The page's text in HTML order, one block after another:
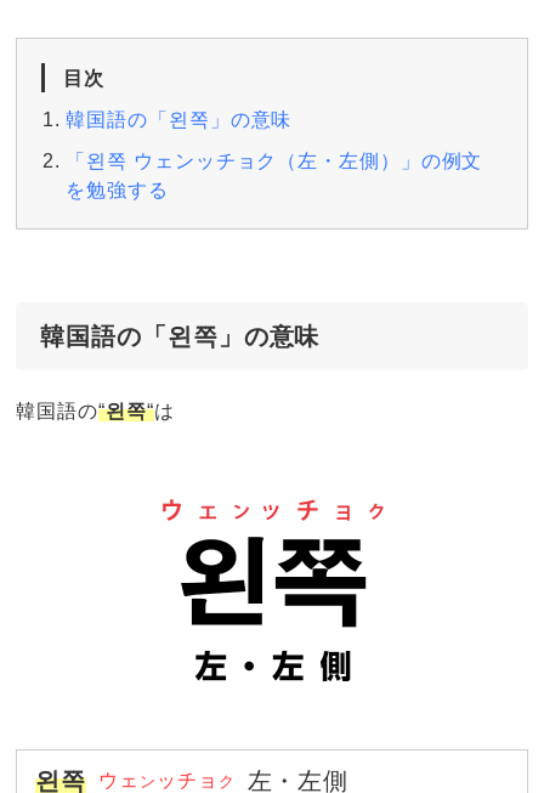
目次
韓国語の「왼쪽」の意味
「왼쪽 ウェンッチョク（左・左側）」の例文
を勉強する
韓国語の「왼쪽」の意味
韓国語の“왼쪽“は
왼쪽 ウェ ン ッチョ ク 左・左側